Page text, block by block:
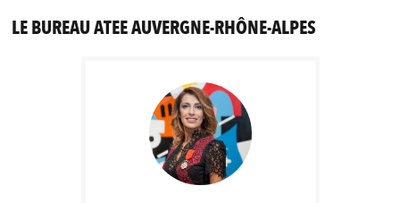
LE BUREAU ATEE AUVERGNE-RHÔNE-ALPES